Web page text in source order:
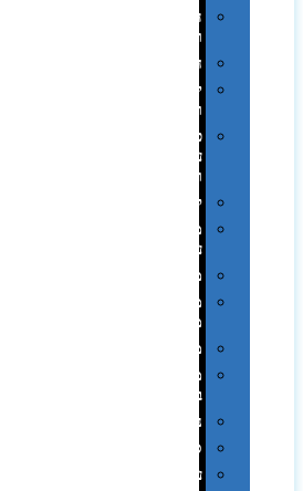
הוקרה
ואומנות
חגים
יין
ומארזים
כלי
עבודה
ופנסים
למטבח
מוצרי
עור
מחברות
מחזיקי
מפתחות
משחקים
מתנה
בפחית
נסיעות
ספורט
על